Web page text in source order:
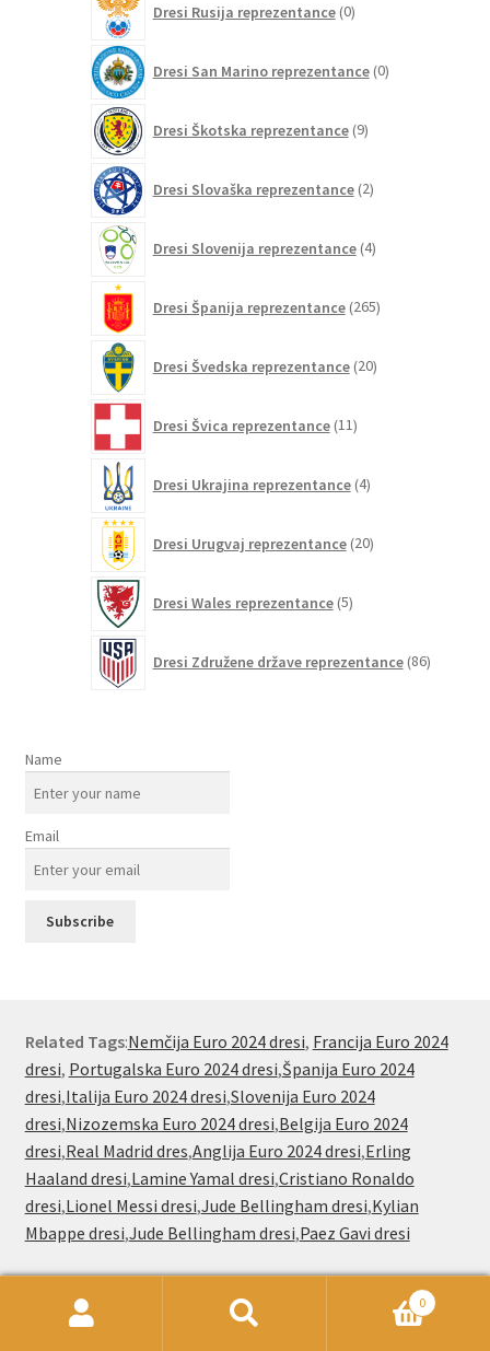
Dresi Rusija reprezentance 0izdelkov
Dresi San Marino reprezentance 0izdelkov
Dresi Škotska reprezentance 9izdelkov
Dresi Slovaška reprezentance 2izdelka
Dresi Slovenija reprezentance 4izdelki
Dresi Španija reprezentance 265izdelkov
Dresi Švedska reprezentance 20izdelkov
Dresi Švica reprezentance 11izdelkov
Dresi Ukrajina reprezentance 4izdelki
Dresi Urugvaj reprezentance 20izdelkov
Dresi Wales reprezentance 5izdelkov
Dresi Združene države reprezentance 86izdelkov
Name
Email
Related Tags:Nemčija Euro 2024 dresi, Francija Euro 2024
dresi, Portugalska Euro 2024 dresi,Španija Euro 2024
dresi,Italija Euro 2024 dresi,Slovenija Euro 2024
dresi,Nizozemska Euro 2024 dresi,Belgija Euro 2024
dresi,Real Madrid dres,Anglija Euro 2024 dresi,Erling
Haaland dresi,Lamine Yamal dresi,Cristiano Ronaldo
dresi,Lionel Messi dresi,Jude Bellingham dresi,Kylian
Mbappe dresi,Jude Bellingham dresi,Paez Gavi dresi
Nogometnionline.com že od leta 2000
0